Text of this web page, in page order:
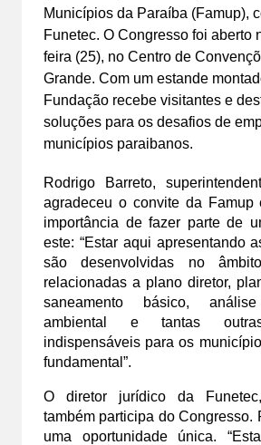
Municípios da Paraíba (Famup),
Funetec. O Congresso foi aberto
feira (25), no Centro de
Grande. Com um estande
Fundação recebe visitantes e
soluções para os desafios de
municípios paraibanos.
Rodrigo Barreto,
agradeceu o convite da Famup
importância de fazer parte de
este: “Estar aqui apresentando
são desenvolvidas no
relacionadas a plano diretor,
saneamento básico,
ambiental e tantas
indispensáveis para os
fundamental”.
O diretor jurídico da
também participa do Congresso.
uma oportunidade única.